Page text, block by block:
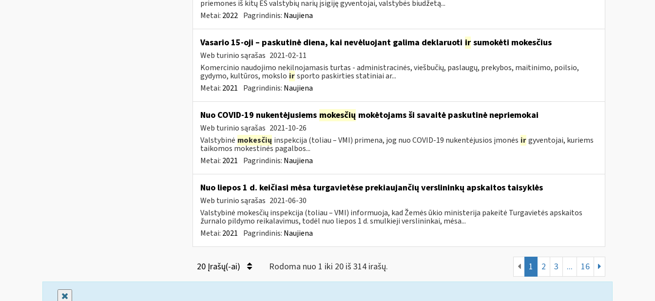
priemones iš kitų ES valstybių narių įsigiję gyventojai, valstybės biudžetą...
Metai: 2022 Pagrindinis: Naujiena
Vasario 15-oji – paskutinė diena, kai nevėluojant galima deklaruoti irsumokėti mokesčius
Web turinio sąrašas 2021-02-11
Komercinio naudojimo nekilnojamasis turtas - administracinės, viešbučių, paslaugų, prekybos, maitinimo, poilsio,
gydymo, kultūros, mokslo ir sporto paskirties statiniai ar...
Metai: 2021 Pagrindinis: Naujiena
Nuo COVID-19 nukentėjusiems mokesčių mokėtojams ši savaitė paskutinė nepriemokai
Web turinio sąrašas 2021-10-26
Valstybinė mokesčių inspekcija (toliau – VMI) primena, jog nuo COVID-19 nukentėjusios įmonės ir gyventojai, kuriems
taikomos mokestinės pagalbos...
Metai: 2021 Pagrindinis: Naujiena
Nuo liepos 1 d. keičiasi mėsa turgavietėse prekiaujančių verslininkų apskaitos taisyklės
Web turinio sąrašas 2021-06-30
Valstybinė mokesčių inspekcija (toliau – VMI) informuoja, kad Žemės ūkio ministerija pakeitė Turgavietės apskaitos
žurnalo pildymo reikalavimus, todėl nuo liepos 1 d. smulkieji verslininkai, mėsa...
Metai: 2021 Pagrindinis: Naujiena
20 Įrašų(-ai) Rodoma nuo 1 iki 20 iš 314 irašų. 1 2 3 ... 16